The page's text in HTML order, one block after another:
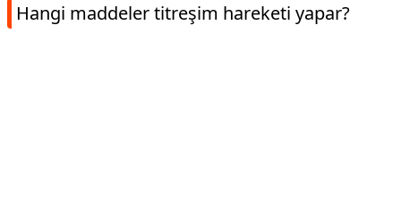
Hangi maddeler titreşim hareketi yapar?